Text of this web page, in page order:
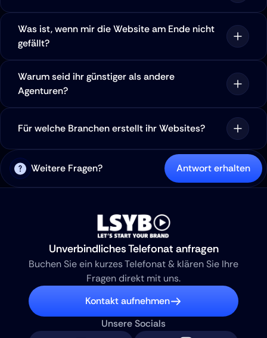
Was ist, wenn mir die Website am Ende nicht
gefällt?
Warum seid ihr günstiger als andere
Agenturen?
Für welche Branchen erstellt ihr Websites?
Weitere Fragen? Antwort erhalten
Unverbindliches Telefonat anfragen
Buchen Sie ein kurzes Telefonat & klären Sie Ihre
Fragen direkt mit uns.
Kontakt aufnehmen
Unsere Socials